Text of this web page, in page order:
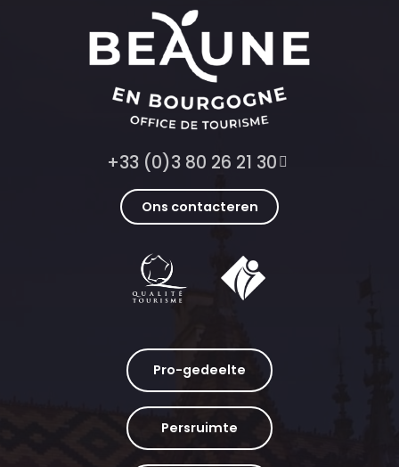
+33 (0)3 80 26 21 30
Ons contacteren
Pro-gedeelte
Persruimte